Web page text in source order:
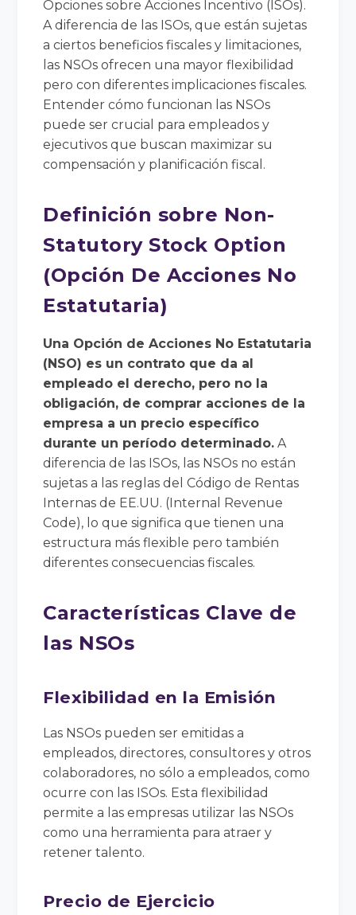
Opciones sobre Acciones Incentivo (ISOs).
A diferencia de las ISOs, que están sujetas
a ciertos beneficios fiscales y limitaciones,
las NSOs ofrecen una mayor flexibilidad
pero con diferentes implicaciones fiscales.
Entender cómo funcionan las NSOs
puede ser crucial para empleados y
ejecutivos que buscan maximizar su
compensación y planificación fiscal.
Definición sobre Non-
Statutory Stock Option
(Opción De Acciones No
Estatutaria)
Una Opción de Acciones No Estatutaria
(NSO) es un contrato que da al
empleado el derecho, pero no la
obligación, de comprar acciones de la
empresa a un precio específico
durante un período determinado. A
diferencia de las ISOs, las NSOs no están
sujetas a las reglas del Código de Rentas
Internas de EE.UU. (Internal Revenue
Code), lo que significa que tienen una
estructura más flexible pero también
diferentes consecuencias fiscales.
Características Clave de
las NSOs
Flexibilidad en la Emisión
Las NSOs pueden ser emitidas a
empleados, directores, consultores y otros
colaboradores, no sólo a empleados, como
ocurre con las ISOs. Esta flexibilidad
permite a las empresas utilizar las NSOs
como una herramienta para atraer y
retener talento.
Precio de Ejercicio